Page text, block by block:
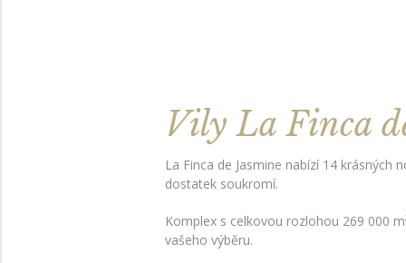
Vily La Finca
La Finca de Jasmine nabízí 14
dostatek soukromí.
Komplex s celkovou rozlohou 269 000
vašeho výběru.